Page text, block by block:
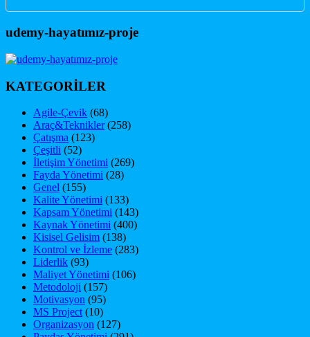
udemy-hayatımız-proje
KATEGORİLER
Agile-Çevik (68)
Araç&Teknikler(258)
Çatışma (123)
Çeşitli (52)
İletişim Yönetimi (269)
Fayda Yönetimi (28)
Genel (155)
Kalite Yönetimi (133)
Kapsam Yönetimi (143)
Kaynak Yönetimi (400)
Kisisel Gelisim (138)
Kontrol ve İzleme (283)
Liderlik (93)
Maliyet Yönetimi (106)
Metodoloji (157)
Motivasyon (95)
MS Project (10)
Organizasyon (127)